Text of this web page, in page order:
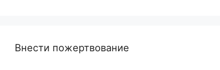
Внести пожертвование